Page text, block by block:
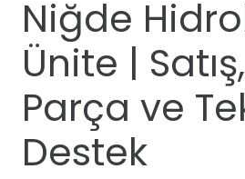
Niğde
Ünite |
Parça ve
Destek